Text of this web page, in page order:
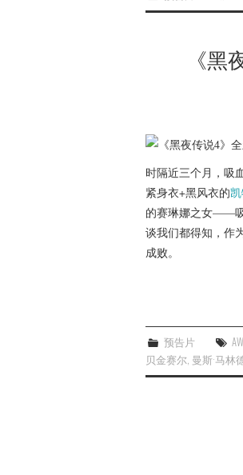
《
时隔近三个月，吸
紧身衣+黑风衣的
的赛琳娜之女——
谈我们都得知，作
成败。
预告片
贝金赛尔, 曼斯·马林